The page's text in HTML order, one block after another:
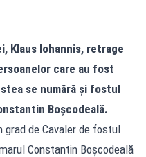
Klaus Iohannis, retrage
care au fost
se numără și fostul
Boșcodeală.
grad de Cavaler de fostul
Constantin Boșcodeală